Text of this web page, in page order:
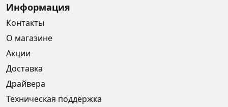
Информация
Контакты
О магазине
Акции
Доставка
Драйвера
Техническая поддержка